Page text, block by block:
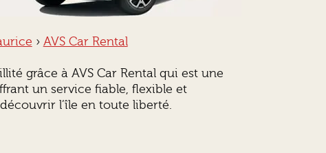
› AVS Car Rental
grâce à AVS Car Rental qui est une
un service fiable, flexible et
l’île en toute liberté.